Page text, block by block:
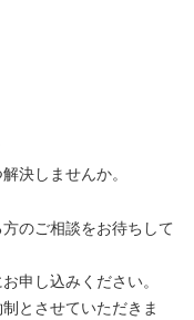
決しませんか。
のご相談をお待ちして
申し込みください。
とさせていただきま